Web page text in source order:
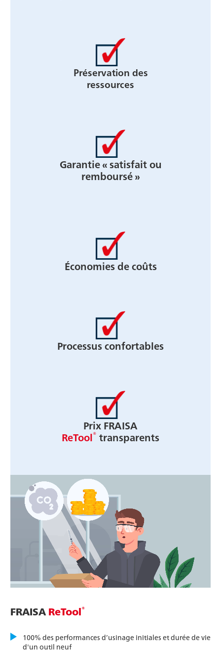
Préservation des
ressources
Garantie « satisfait ou
remboursé »
Économies de coûts
Processus confortables
Prix FRAISA
ReTool® transparents
FRAISA ReTool®
100% des performances d’usinage initiales et durée de vie
d'un outil neuf